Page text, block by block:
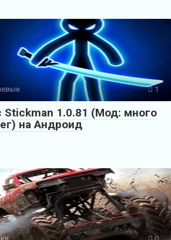
1
Stickman 1.0.81 (Мод: много
на Андроид